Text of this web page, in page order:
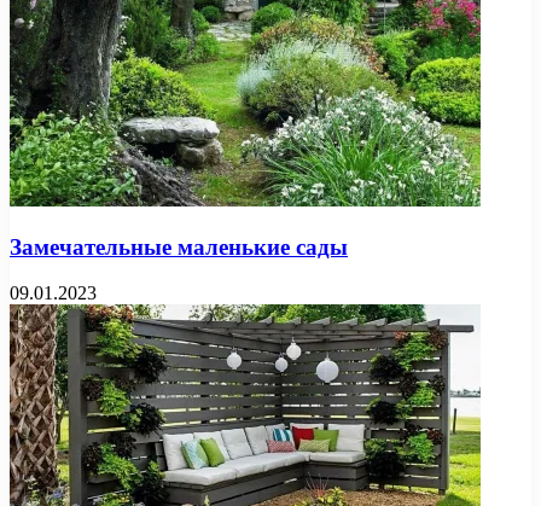
Замечательные маленькие сады
09.01.2023